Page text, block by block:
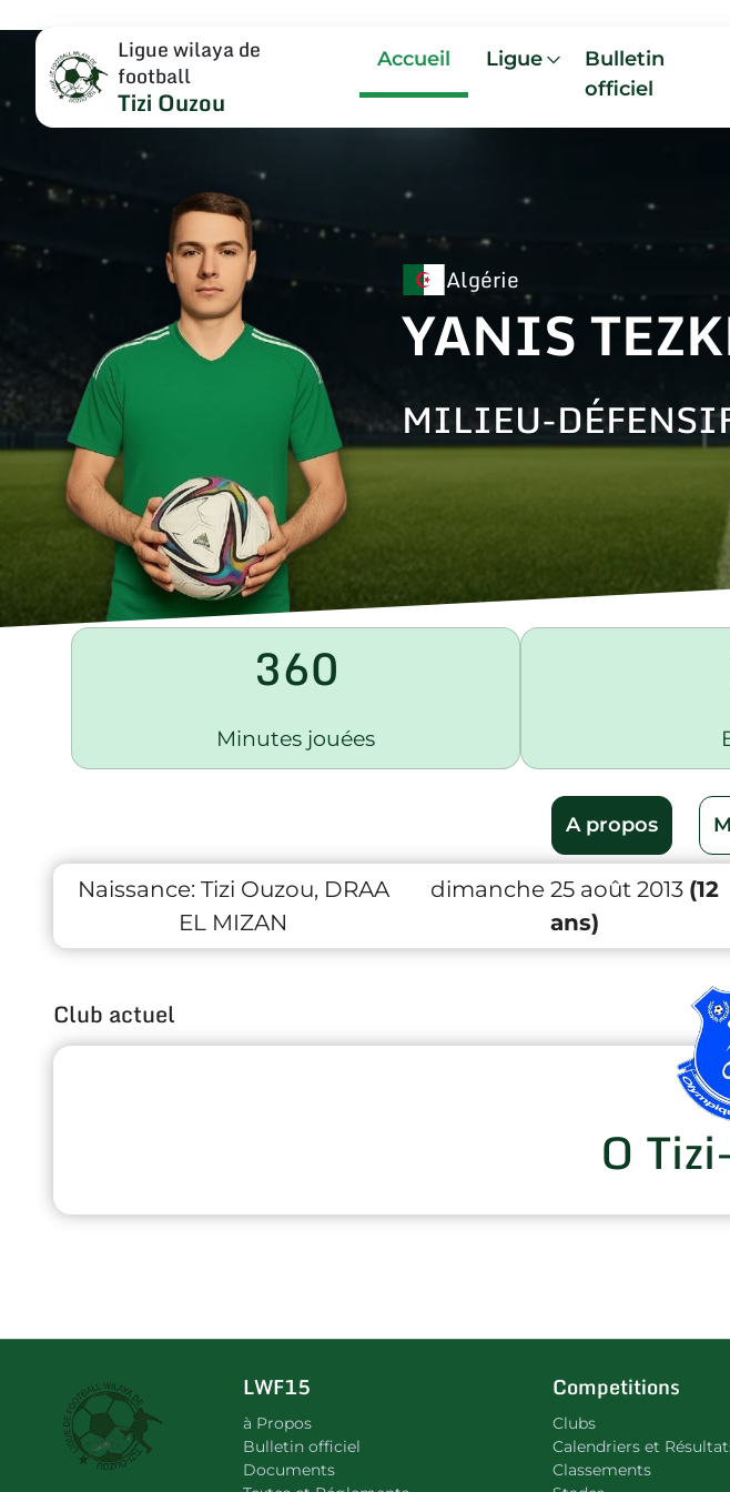
Ligue wilaya de
football
Tizi Ouzou
Accueil Ligue
Bulletin
officiel
Algérie
YANIS
MILIEU-
360
Minutes jouées
A propos
Naissance: Tizi Ouzou, DRAA
EL MIZAN
dimanche 25 août 2013 (12
ans)
Club actuel
O
LWF15
à Propos
Bulletin officiel
Documents
Competitions
Clubs
Calendriers et
Classements